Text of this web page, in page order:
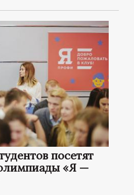
посетят
«Я —